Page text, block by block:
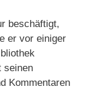
beschäftigt,
er vor einiger
seinen
Kommentaren